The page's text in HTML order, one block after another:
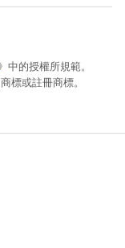
中的授權所規範。
標或註冊商標。